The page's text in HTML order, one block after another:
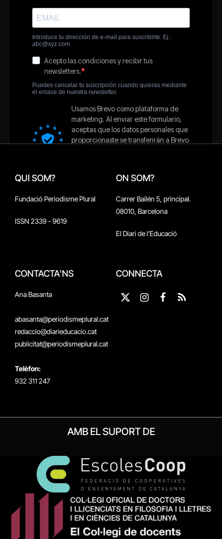
QUI SOM?
Fundació Periodisme Plural
ISSN 2339 - 9619
ON SOM?
Carrer Bailén 5, principal.
08010, Barcelona
El Diari de l'Educació
CONTACTA'NS
Ana Basanta
abasanta@periodismeplural.cat
redaccio@diarieducacio.cat
publicitat@periodismeplural.cat
Telèfon:
932 311 247
CONNECTA
X
Instagram
Facebook
RSS
AMB EL SUPORT DE